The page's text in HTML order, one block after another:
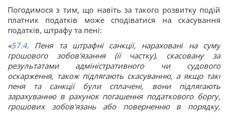
Погодимося з тим, що навіть за такого розвитку подій
платник податків може сподіватися на скасування
податків, штрафу та пені:
«57.4. Пеня та штрафні санкції, нараховані на суму
грошового зобов'язання (її частку), скасовану за
результатами адміністративного чи судового
оскарження, також підлягають скасуванню, а якщо такі
пеня та санкції були сплачені, вони підлягають
зарахуванню в рахунок погашення податкового боргу,
грошових зобов'язань або поверненню в порядку,